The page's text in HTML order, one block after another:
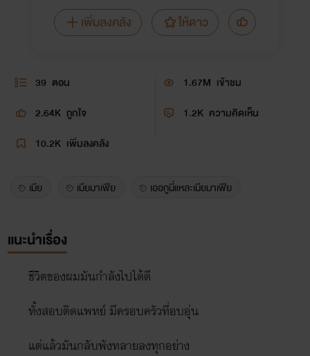
เพิ่มลงคลัง
ให้ดาว
39 ตอน 1.67M เข้าชม
2.64K ถูกใจ 1.2K ความคิดเห็น
10.2K เพิ่มลงคลัง
เมีย เมียมาเฟีย เออกูนี่แหละเมียมาเฟีย
แนะนำเรื่อง
ชีวิตของผมมันกำลังไปได้ดี
ทั้งสอบติดแพทย์ มีครอบครัวที่อบอุ่น
แต่แล้วมันกลับพังทลายลงทุกอย่าง